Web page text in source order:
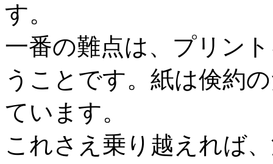
す。
一番の難点は、プリン
うことです。紙は倹約
ています。
これさえ乗り越えれば